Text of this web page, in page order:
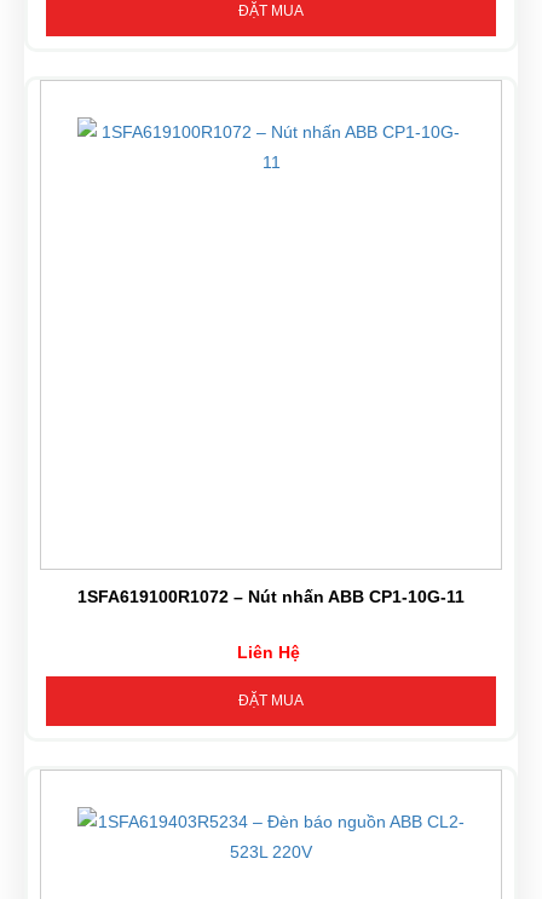
ĐẶT MUA
1SFA619100R1072 – Nút nhấn ABB CP1-10G-11
Liên Hệ
ĐẶT MUA